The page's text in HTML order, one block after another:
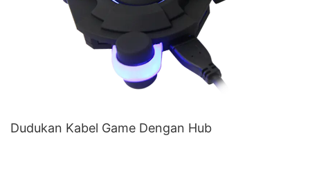
Dudukan Kabel Game Dengan Hub